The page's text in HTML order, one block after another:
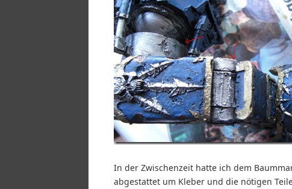
In der Zwischenzeit hatte ich dem
abgestattet um Kleber und die nötigen